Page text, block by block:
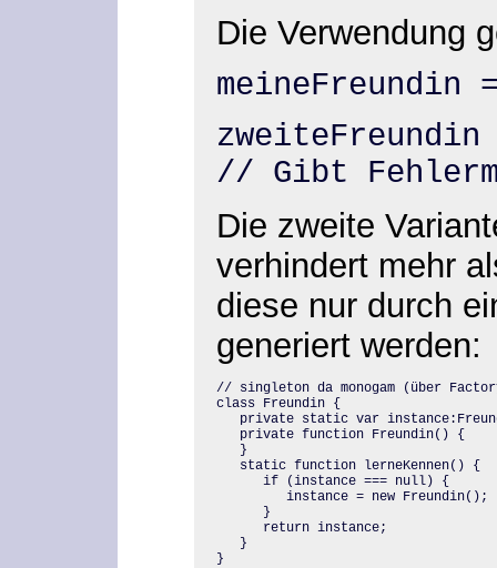
Die Verwendung
meineFreundin
// Gibt
Die zweite
verhindert mehr
diese nur durch
generiert werden:
// singleton da monogam (über
class Freundin {
private static var
   private function Freundin() {
   }
   static function lerneKennen() {
      if (instance === null) {
         instance = new Freundin();
      }
      return instance;
   }
}